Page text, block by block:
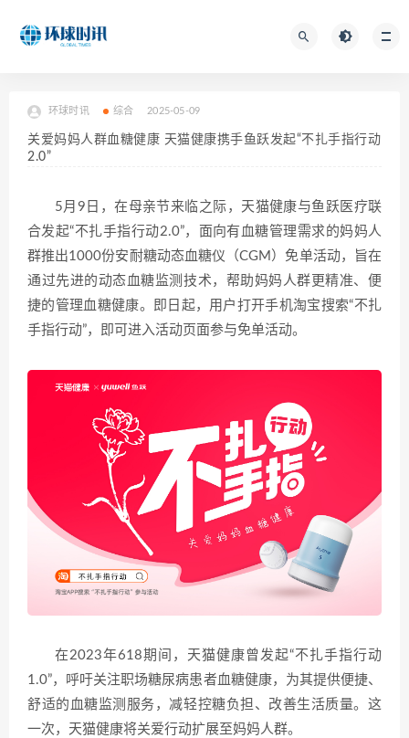
环球时讯 综合 2025-05-09
关爱妈妈人群血糖健康 天猫健康携手鱼跃发起“不扎手指行动
2.0”
5月9日，在母亲节来临之际，天猫健康与鱼跃医疗联
合发起“不扎手指行动2.0”，面向有血糖管理需求的妈妈人
群推出1000份安耐糖动态血糖仪（CGM）免单活动，旨在
通过先进的动态血糖监测技术，帮助妈妈人群更精准、便
捷的管理血糖健康。即日起，用户打开手机淘宝搜索“不扎
手指行动”，即可进入活动页面参与免单活动。
在2023年618期间，天猫健康曾发起“不扎手指行动
1.0”，呼吁关注职场糖尿病患者血糖健康，为其提供便捷、
舒适的血糖监测服务，减轻控糖负担、改善生活质量。这
一次，天猫健康将关爱行动扩展至妈妈人群。